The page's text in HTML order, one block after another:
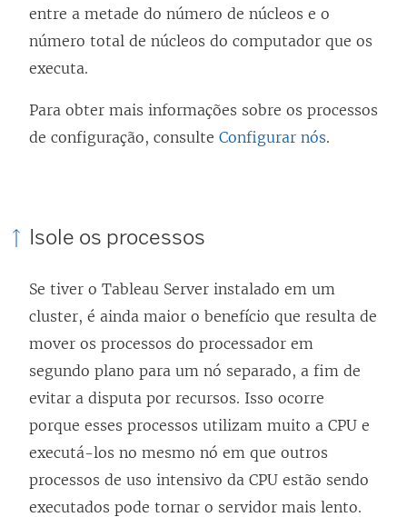
entre a metade do número de núcleos e o
número total de núcleos do computador que os
executa.
Para obter mais informações sobre os processos
de configuração, consulte Configurar nós.
Isole os processos
Se tiver o Tableau Server instalado em um
cluster, é ainda maior o benefício que resulta de
mover os processos do processador em
segundo plano para um nó separado, a fim de
evitar a disputa por recursos. Isso ocorre
porque esses processos utilizam muito a CPU e
executá-los no mesmo nó em que outros
processos de uso intensivo da CPU estão sendo
executados pode tornar o servidor mais lento.